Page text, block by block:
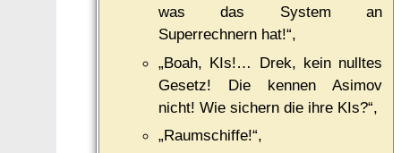
was das System an
Superrechnern hat!“,
„Boah, KIs!… Drek, kein nulltes
Gesetz! Die kennen Asimov
nicht! Wie sichern die ihre KIs?“,
„Raumschiffe!“,